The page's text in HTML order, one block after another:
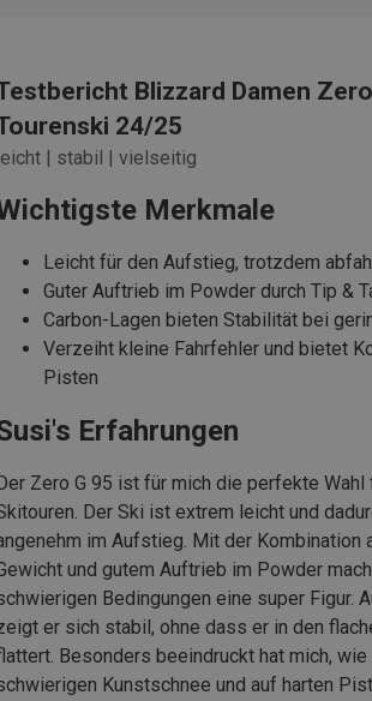
Blizzard Damen
24/25
| stabil | vielseitig
Merkmale
Leicht für den Aufstieg, trotzdem
Guter Auftrieb im Powder durch Tip &
Carbon-Lagen bieten Stabilität bei
Verzeiht kleine Fahrfehler und bietet
Pisten
Erfahrungen
Zero G 95 ist für mich die perfekte Wahl
Der Ski ist extrem leicht und
im Aufstieg. Mit der Kombination
und gutem Auftrieb im Powder
Bedingungen eine super Figur.
er sich stabil, ohne dass er in den
Besonders beeindruckt hat mich, wie
Kunstschnee und auf harten